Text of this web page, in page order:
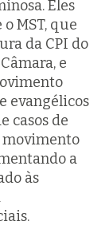
Eles
MST, que
da CPI do
e
evangélicos
casos de
movimento
a
às